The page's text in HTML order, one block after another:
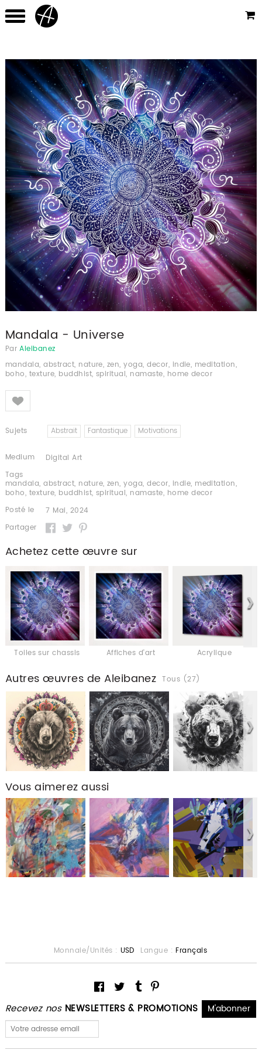
Mandala - Universe
Par Aleibanez
mandala, abstract, nature, zen, yoga, decor, indie, meditation,
boho, texture, buddhist, spiritual, namaste, home decor
Like
Sujets Abstrait Fantastique Motivations
Medium
Digital Art
Tags
mandala,abstract, nature, zen,yoga,decor, indie, meditation,
boho, texture, buddhist, spiritual, namaste, home decor
Posté le
7 Mai, 2024
Partager
Achetez cette œuvre sur
Toiles sur chassis Affiches d'art Acrylique
Autres œuvres de Aleibanez Tous (27)
Vous aimerez aussi
Recevez nos NEWSLETTERS & PROMOTIONS
Monnaie/Unités : USD Langue : Français